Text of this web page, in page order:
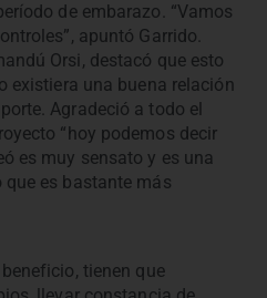
de embarazo. “Vamos
apuntó Garrido.
Orsi, destacó que esto
existiera una buena relación
Agradeció a todo el
“hoy podemos decir
es muy sensato y es una
es bastante más
tienen que